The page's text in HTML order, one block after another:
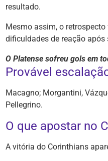
resultado.
Mesmo assim, o
dificuldades de reação após
O Platense sofreu gols em
Provável
Macagno; Morgantini,
Pellegrino.
O que apostar no
A vitória do Corinthians